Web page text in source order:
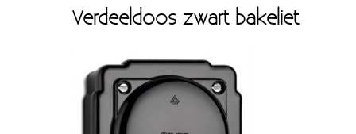
Schakelmateriaal opbouw
Verlichting
Verdeeldoos zwart bakeliet